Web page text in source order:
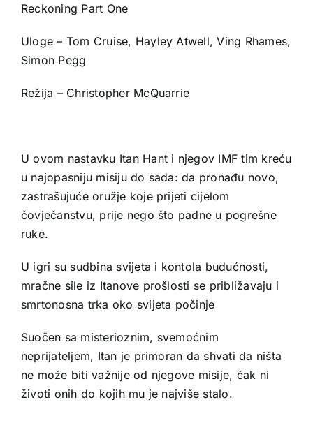
Reckoning Part One
Uloge – Tom Cruise, Hayley Atwell, Ving Rhames,
Simon Pegg
Režija – Christopher McQuarrie
U ovom nastavku Itan Hant i njegov IMF tim kreću
u najopasniju misiju do sada: da pronađu novo,
zastrašujuće oružje koje prijeti cijelom
čovječanstvu, prije nego što padne u pogrešne
ruke.
U igri su sudbina svijeta i kontola budućnosti,
mračne sile iz Itanove prošlosti se približavaju i
smrtonosna trka oko svijeta počinje
Suočen sa misterioznim, svemoćnim
neprijateljem, Itan je primoran da shvati da ništa
ne može biti važnije od njegove misije, čak ni
životi onih do kojih mu je najviše stalo.